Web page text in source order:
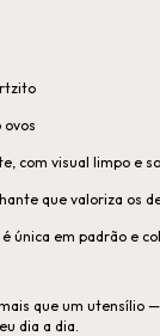
ovos
com visual limpo e
que valoriza os
única em padrão e
que um utensílio
dia a dia.